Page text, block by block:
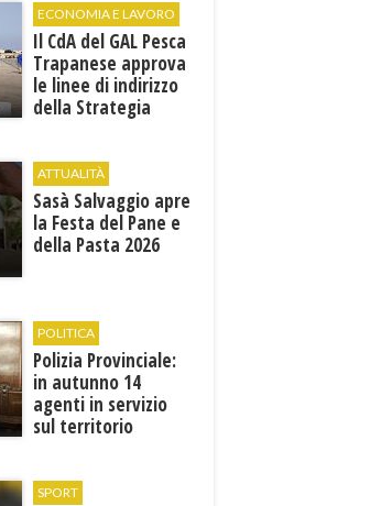
Sofia"
ECONOMIA E LAVORO
Il CdA del GAL Pesca
Trapanese approva
le linee di indirizzo
della Strategia
ATTUALITÀ
Sasà Salvaggio apre
la Festa del Pane e
della Pasta 2026
POLITICA
Polizia Provinciale:
in autunno 14
agenti in servizio
sul territorio
SPORT